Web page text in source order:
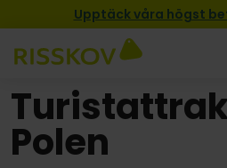
Upptäck våra högst
Polen